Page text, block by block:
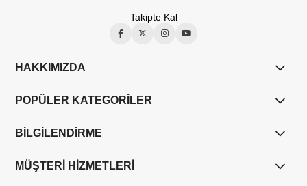
Takipte Kal
HAKKIMIZDA
POPÜLER KATEGORİLER
BİLGİLENDİRME
MÜŞTERİ HİZMETLERİ